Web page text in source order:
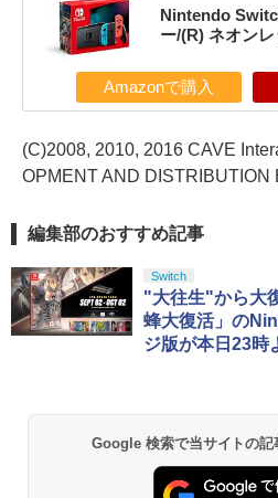
Nintendo
ー/(R) ネオンレ
Amazonで購入
(C)2008, 2010, 2016 CAVE
OPMENT AND DISTRIBUTION
編集部のおすすめ記事
Switch
"大往生"から大
蜂大復活」の
ジ版が本日23時
Google 検索で当サイトの記